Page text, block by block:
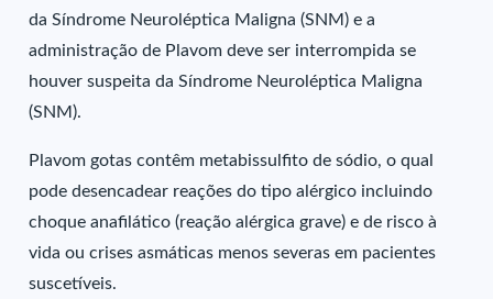
da Síndrome Neuroléptica Maligna (SNM) e a
administração de Plavom deve ser interrompida se
houver suspeita da Síndrome Neuroléptica Maligna
(SNM).
Plavom gotas contêm metabissulfito de sódio, o qual
pode desencadear reações do tipo alérgico incluindo
choque anafilático (reação alérgica grave) e de risco à
vida ou crises asmáticas menos severas em pacientes
suscetíveis.